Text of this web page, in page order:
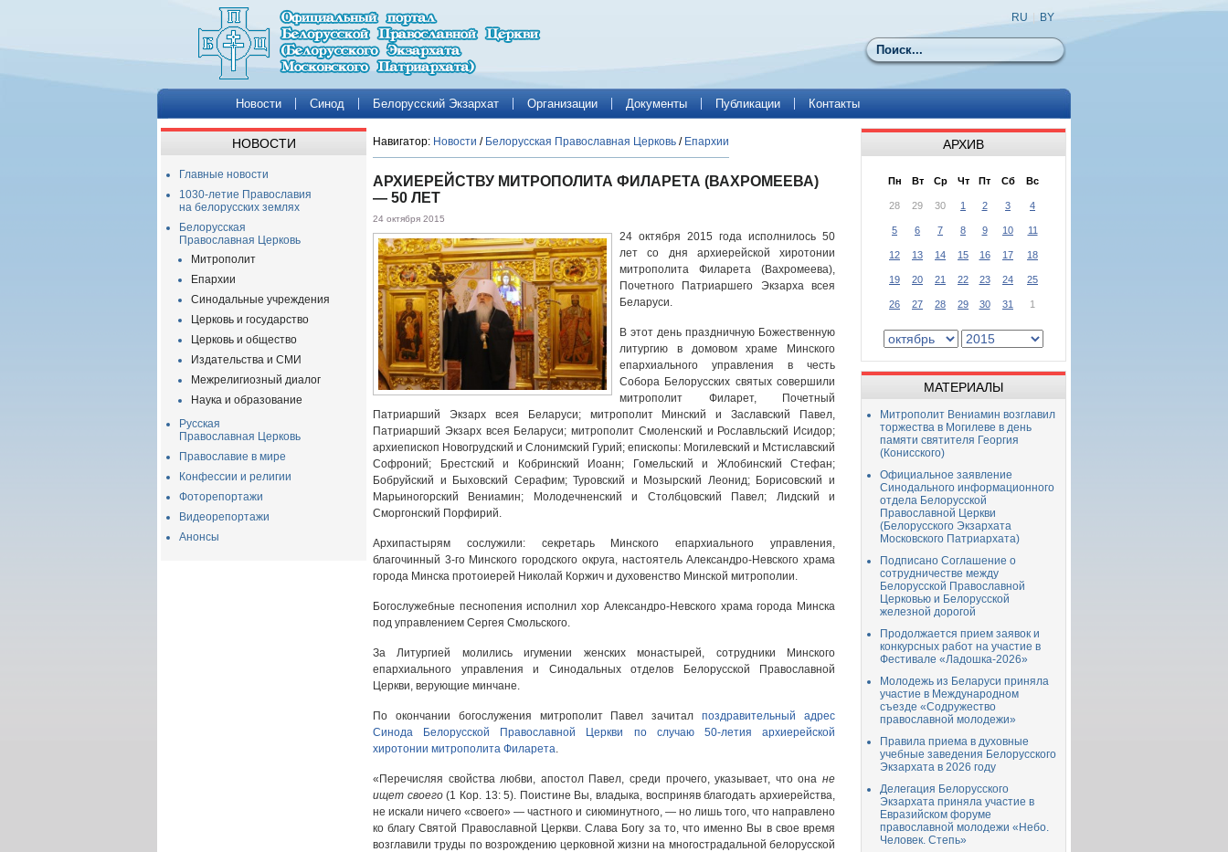
Поиск
RU BY
Новости Синод Белорусский Экзархат Организации Документы Публикации Контакты
НОВОСТИ
Главные новости
1030-летие Православия
на белорусских землях
Белорусская
Православная Церковь
Митрополит
Епархии
Синодальные учреждения
Церковь и государство
Церковь и общество
Издательства и СМИ
Межрелигиозный диалог
Наука и образование
Русская
Православная Церковь
Православие в мире
Конфессии и религии
Фоторепортажи
Видеорепортажи
Анонсы
Навигатор: Новости / Белорусская Православная Церковь / Епархии
АРХИЕРЕЙСТВУ МИТРОПОЛИТА ФИЛАРЕТА (ВАХРОМЕЕВА)
— 50 ЛЕТ
24 октября 2015
24 октября 2015 года исполнилось 50
лет со дня архиерейской хиротонии
митрополита Филарета (Вахромеева),
Почетного Патриаршего Экзарха всея
Беларуси.
В этот день праздничную Божественную
литургию в домовом храме Минского
епархиального управления в честь
Собора Белорусских святых совершили
митрополит Филарет, Почетный
Патриарший Экзарх всея Беларуси; митрополит Минский и Заславский Павел,
Патриарший Экзарх всея Беларуси; митрополит Смоленский и Рославльский Исидор;
архиепископ Новогрудский и Слонимский Гурий; епископы: Могилевский и Мстиславский
Софроний; Брестский и Кобринский Иоанн; Гомельский и Жлобинский Стефан;
Бобруйский и Быховский Серафим; Туровский и Мозырский Леонид; Борисовский и
Марьиногорский Вениамин; Молодечненский и Столбцовский Павел; Лидский и
Сморгонский Порфирий.
Архипастырям сослужили: секретарь Минского епархиального управления,
благочинный 3-го Минского городского округа, настоятель Александро-Невского храма
города Минска протоиерей Николай Коржич и духовенство Минской митрополии.
Богослужебные песнопения исполнил хор Александро-Невского храма города Минска
под управлением Сергея Смольского.
За Литургией молились игумении женских монастырей, сотрудники Минского
епархиального управления и Синодальных отделов Белорусской Православной
Церкви, верующие минчане.
По окончании богослужения митрополит Павел зачиталпоздравительный адрес
Синода Белорусской Православной Церкви по случаю 50-летия архиерейской
хиротонии митрополита Филарета.
«Перечисляя свойства любви, апостол Павел, среди прочего, указывает, что она не
ищет своего(1 Кор. 13: 5). Поистине Вы, владыка, восприняв благодать архиерейства,
не искали ничего «своего» — частного и сиюминутного, — но лишь того, что направлено
ко благу Святой Православной Церкви. Слава Богу за то, что именно Вы в свое время
возглавили труды по возрождению церковной жизни на многострадальной белорусской
АРХИВ
Пн Вт Ср Чт Пт Сб Вс
28 29 30 1 2 3 4
5 6 7 8 9 10 11
12 13 14 15 16 17 18
19 20 21 22 23 24 25
26 27 28 29 30 31 1
МАТЕРИАЛЫ
Митрополит Вениамин возглавил
торжества в Могилеве в день
памяти святителя Георгия
(Конисского)
Официальное заявление
Синодального информационного
отдела Белорусской
Православной Церкви
(Белорусского Экзархата
Московского Патриархата)
Подписано Соглашение о
сотрудничестве между
Белорусской Православной
Церковью и Белорусской
железной дорогой
Продолжается прием заявок и
конкурсных работ на участие в
Фестивале «Ладошка-2026»
Молодежь из Беларуси приняла
участие в Международном
съезде «Содружество
православной молодежи»
Правила приема в духовные
учебные заведения Белорусского
Экзархата в 2026 году
Делегация Белорусского
Экзархата приняла участие в
Евразийском форуме
православной молодежи «Небо.
Человек. Степь»